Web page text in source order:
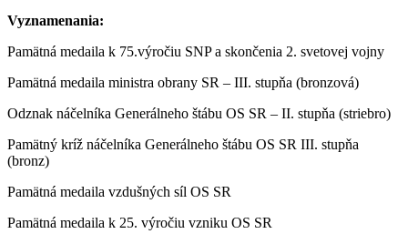
Vyznamenania:
Pamätná medaila k 75.výročiu SNP a skončenia 2. svetovej vojny
Pamätná medaila ministra obrany SR – III. stupňa (bronzová)
Odznak náčelníka Generálneho štábu OS SR – II. stupňa (striebro)
Pamätný kríž náčelníka Generálneho štábu OS SR III. stupňa
(bronz)
Pamätná medaila vzdušných síl OS SR
Pamätná medaila k 25. výročiu vzniku OS SR